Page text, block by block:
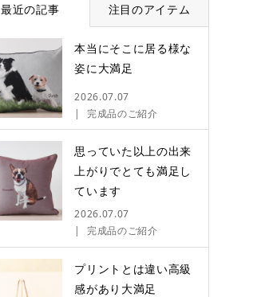
最近の記事 注目のアイテム
本当にそこに居る様な
姿に大満足
2026.07.07
完成品のご紹介
思っていた以上の出来
上がりでとても満足し
ています
2026.07.07
完成品のご紹介
プリントとは違い高級
感があり大満足